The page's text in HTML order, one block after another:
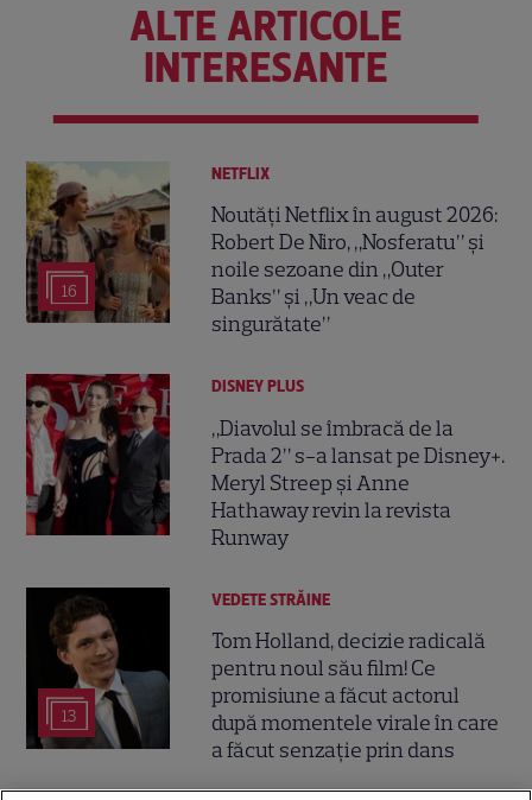
ALTE ARTICOLE
INTERESANTE
16
NETFLIX
Noutăți Netflix în august 2026:
Robert De Niro, „Nosferatu” și
noile sezoane din „Outer
Banks” și „Un veac de
singurătate”
DISNEY PLUS
„Diavolul se îmbracă de la
Prada 2” s-a lansat pe Disney+.
Meryl Streep și Anne
Hathaway revin la revista
Runway
13
VEDETE STRĂINE
Tom Holland, decizie radicală
pentru noul său film! Ce
promisiune a făcut actorul
după momentele virale în care
a făcut senzație prin dans